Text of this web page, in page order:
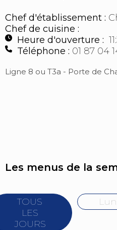
Chef d'établissement :
Chef de cuisine :
Heure d'ouverture :
Téléphone : 01 87 04
Ligne 8 ou T3a - Porte de
Les menus de la
TOUS
LES
JOURS